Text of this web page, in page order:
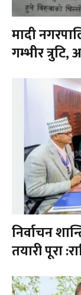
मादी
गम्भीर
निर्वाचन
तयारी पूरा